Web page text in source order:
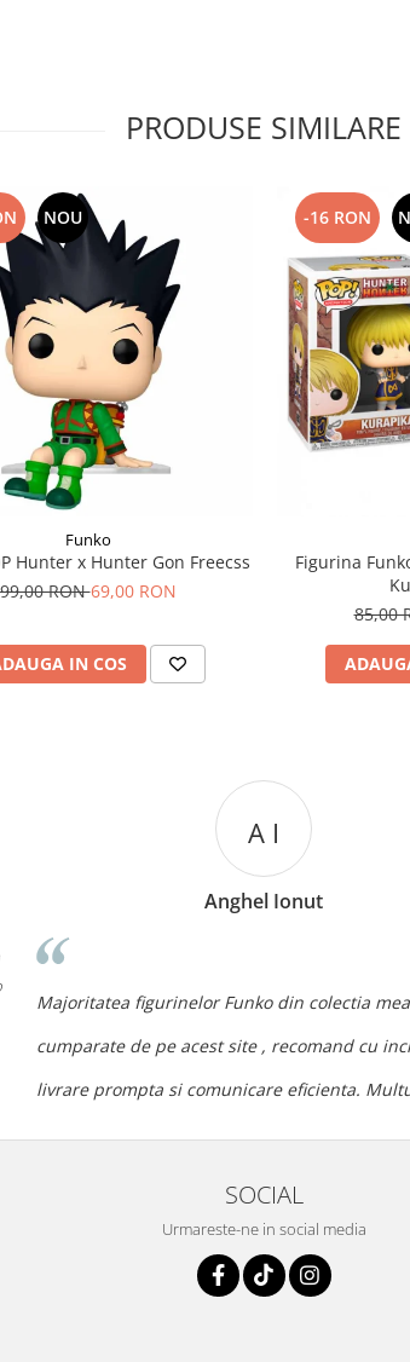
PRODUSE SIMILARE
NOU
Funko
Hunter x Hunter Gon Freecss
99,00 RON69,00 RON
IN COS
-16 RON
Figurina
85,00
A I
Anghel Ionut
Majoritatea figurinelor Funko din colectia
cumparate de pe acest site , recomand cu
livrare prompta si comunicare eficienta.
SOCIAL
Urmareste-ne in social media